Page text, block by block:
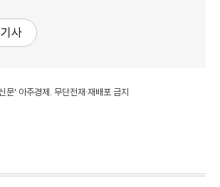
사
' 아주경제. 무단전재·재배포 금지